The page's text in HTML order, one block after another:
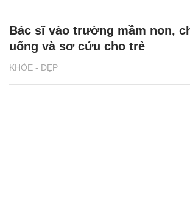
KHỎE - ĐẸP
Bác sĩ vào trường mầm non,
uống và sơ cứu cho trẻ